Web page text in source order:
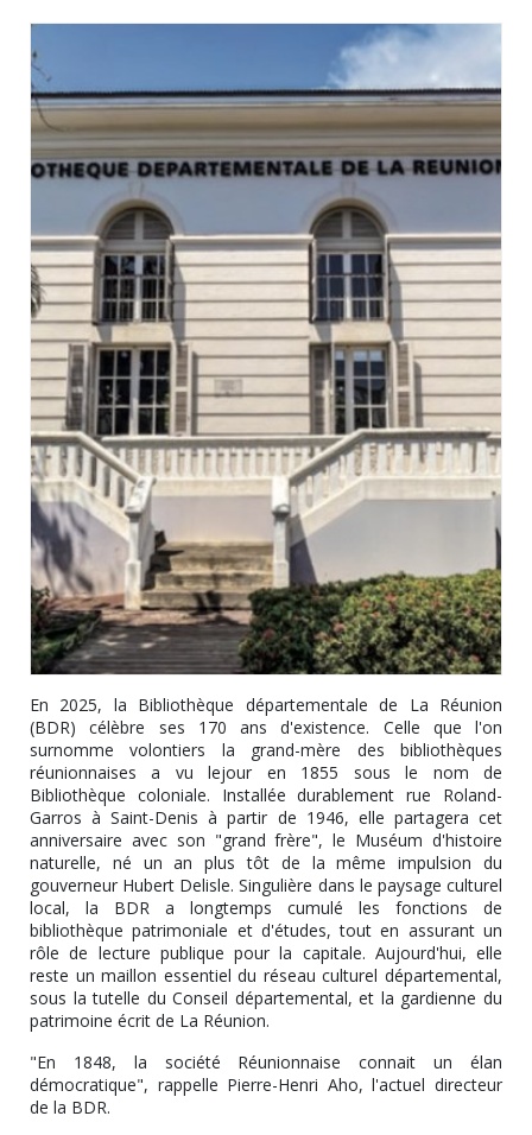
En 2025, la Bibliothèque départementale de La Réunion
(BDR) célèbre ses 170 ans d'existence. Celle que l'on
surnomme volontiers la grand-mère des bibliothèques
réunionnaises a vu lejour en 1855 sous le nom de
Bibliothèque coloniale. Installée durablement rue Roland-
Garros à Saint-Denis à partir de 1946, elle partagera cet
anniversaire avec son "grand frère", le Muséum d'histoire
naturelle, né un an plus tôt de la même impulsion du
gouverneur Hubert Delisle. Singulière dans le paysage culturel
local, la BDR a longtemps cumulé les fonctions de
bibliothèque patrimoniale et d'études, tout en assurant un
rôle de lecture publique pour la capitale. Aujourd'hui, elle
reste un maillon essentiel du réseau culturel départemental,
sous la tutelle du Conseil départemental, et la gardienne du
patrimoine écrit de La Réunion.
"En 1848, la société Réunionnaise connait un élan
démocratique", rappelle Pierre-Henri Aho, l'actuel directeur
de la BDR.